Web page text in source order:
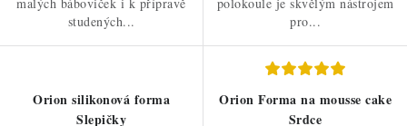
studených...
pro...
Orion silikonová forma
Slepičky
Orion Forma na mousse cake
Srdce